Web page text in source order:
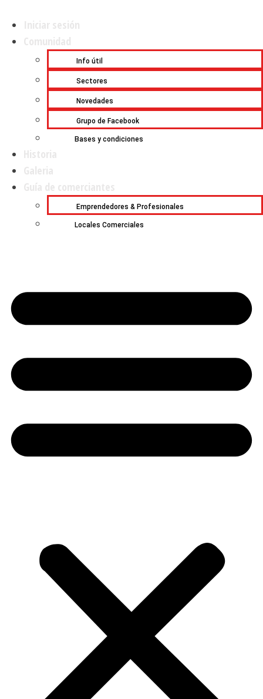
Info útil
Sectores
Novedades
Grupo de Facebook
Bases y condiciones
Emprendedores & Profesionales
Locales Comerciales